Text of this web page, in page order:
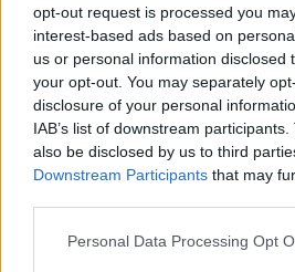
opt-out request is processed you
interest-based ads based on
us or personal information disclosed
your opt-out. You may separately
disclosure of your personal
IAB’s list of downstream
also be disclosed by us to third
Downstream Participants that may
Personal Data Processing Opt
ESG Report 2025: Πώς η ΑΒ
βιωσιμότητα σε καθημερινή πράξη
Stoiximan: «Πού ήσουν;» στις μεγάλες
ΠΕΡΙΣΣΌΤΕΡΑ ΣΕ ΑΥΤΉ